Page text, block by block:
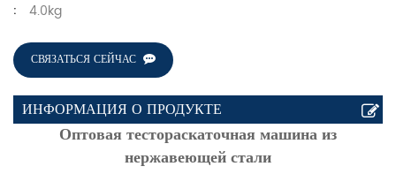
: 4.0kg
СВЯЗАТЬСЯ СЕЙЧАС
ИНФОРМАЦИЯ О ПРОДУКТЕ
Оптовая тестораскаточная машина из
нержавеющей стали